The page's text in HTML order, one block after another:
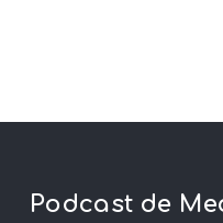
Podcast de